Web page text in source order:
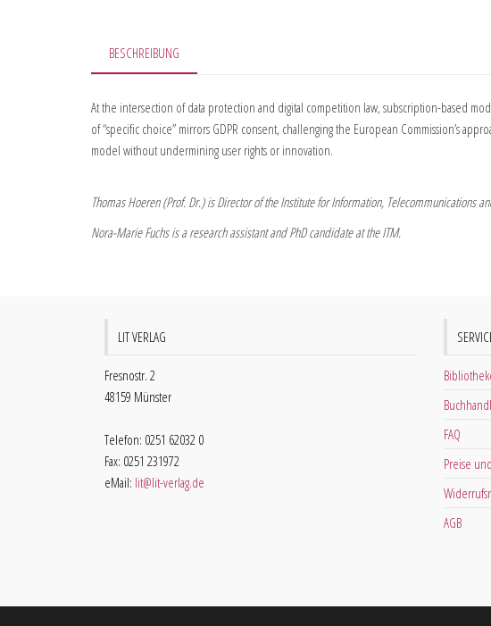
BESCHREIBUNG
At the intersection of data protection and digital competition law, subscription-based
of “specific choice” mirrors GDPR consent, challenging the European Commission’s
model without undermining user rights or innovation.
Thomas Hoeren (Prof. Dr.) is Director of the Institute for Information, Telecommunications
Nora-Marie Fuchs is a research assistant and PhD candidate at the ITM.
LIT VERLAG
Fresnostr. 2
48159 Münster
Telefon: 0251 62032 0
Fax: 0251 231972
eMail: lit@lit-verlag.de
FAQ
Preise
AGB